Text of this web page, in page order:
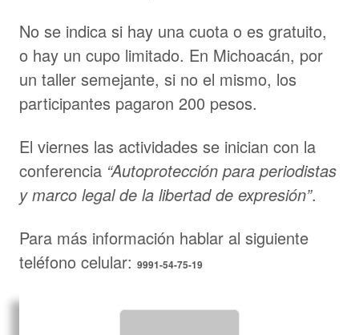
No se indica si hay una cuota o es gratuito,
o hay un cupo limitado. En Michoacán, por
un taller semejante, si no el mismo, los
participantes pagaron 200 pesos.
El viernes las actividades se inician con la
conferencia “Autoprotección para periodistas
y marco legal de la libertad de expresión”.
Para más información hablar al siguiente
teléfono celular: 9991-54-75-19